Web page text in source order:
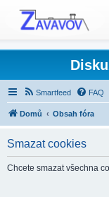
Smartfeed FAQ
Domů Obsah fóra
Smazat cookies
Chcete smazat všechna